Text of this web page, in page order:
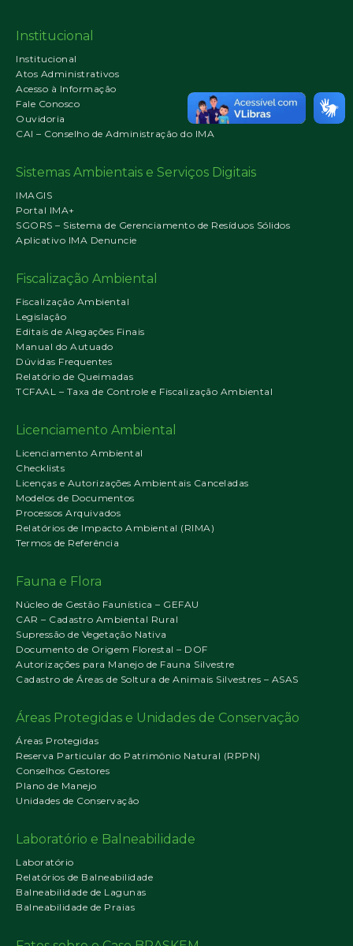
Institucional
Institucional
Atos Administrativos
Acesso à Informação
Fale Conosco
Ouvidoria
CAI – Conselho de Administração do IMA
Sistemas Ambientais e Serviços Digitais
IMAGIS
Portal IMA+
SGORS – Sistema de Gerenciamento de Resíduos Sólidos
Aplicativo IMA Denuncie
Fiscalização Ambiental
Fiscalização Ambiental
Legislação
Editais de Alegações Finais
Manual do Autuado
Dúvidas Frequentes
Relatório de Queimadas
TCFAAL – Taxa de Controle e Fiscalização Ambiental
Licenciamento Ambiental
Licenciamento Ambiental
Checklists
Licenças e Autorizações Ambientais Canceladas
Modelos de Documentos
Processos Arquivados
Relatórios de Impacto Ambiental (RIMA)
Termos de Referência
Fauna e Flora
Núcleo de Gestão Faunística – GEFAU
CAR – Cadastro Ambiental Rural
Supressão de Vegetação Nativa
Documento de Origem Florestal – DOF
Autorizações para Manejo de Fauna Silvestre
Cadastro de Áreas de Soltura de Animais Silvestres – ASAS
Áreas Protegidas e Unidades de Conservação
Áreas Protegidas
Reserva Particular do Patrimônio Natural (RPPN)
Conselhos Gestores
Plano de Manejo
Unidades de Conservação
Laboratório e Balneabilidade
Laboratório
Relatórios de Balneabilidade
Balneabilidade de Lagunas
Balneabilidade de Praias